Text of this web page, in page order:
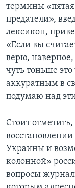
термины
предатели»,
лексикон,
«Если вы
верю,
чуть тоньше это
аккуратным в
подумаю над
Стоит
Украины и
колонной»
вопросы